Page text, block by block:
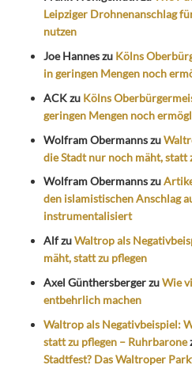
Leipziger Drohnenanschlag
nutzen
Joe Hanneszu Kölns
in geringen Mengen noch
ACKzu Kölns
geringen Mengen noch
Wolfram Obermannszu
die Stadt nur noch mäht, statt
Wolfram Obermannszu
den islamistischen Anschlag
instrumentalisiert
AlfzuWaltrop als
mäht, statt zu pflegen
Axel GünthersbergerzuWie
entbehrlich machen
Waltrop als Negativbeispiel:
statt zu pflegen – Ruhrbarone
Stadtfest? Das Waltroper